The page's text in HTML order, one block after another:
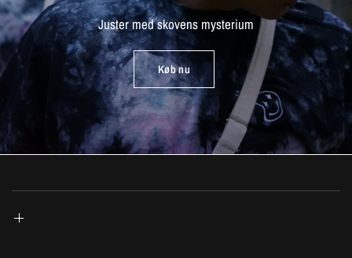
Justermedskovens mysterium
Køb nu